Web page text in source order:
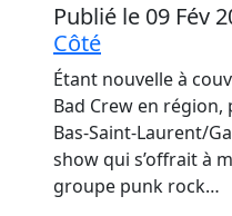
Publié le 09 Fév
Côté
Étant nouvelle à
Bad Crew en
Bas-Saint-Laurent/
show qui s’offrait à
groupe punk rock…